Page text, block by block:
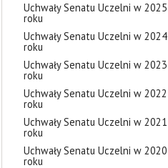
Uchwały Senatu Uczelni w 2025
roku
Uchwały Senatu Uczelni w 2024
roku
Uchwały Senatu Uczelni w 2023
roku
Uchwały Senatu Uczelni w 2022
roku
Uchwały Senatu Uczelni w 2021
roku
Uchwały Senatu Uczelni w 2020
roku